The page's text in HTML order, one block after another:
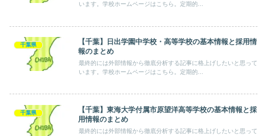
います。学校ホームページはこちら。定期的...
千葉県
【千葉】日出学園中学校・高等学校の基本情報と採用情
報のまとめ
最終的には外部情報から徹底分析する記事に格上げしたいと思って
います。学校ホームページはこちら。定期的...
千葉県
【千葉】東海大学付属市原望洋高等学校の基本情報と採
用情報のまとめ
最終的には外部情報から徹底分析する記事に格上げしたいと思って